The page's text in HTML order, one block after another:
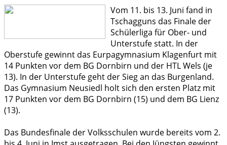
Vom 11. bis 13. Juni fand in
Tschagguns das Finale der
Schülerliga für Ober- und
Unterstufe statt. In der
Oberstufe gewinnt das Eurpagymnasium Klagenfurt mit
14 Punkten vor dem BG Dornbirn und der HTL Wels (je
13). In der Unterstufe geht der Sieg an das Burgenland.
Das Gymnasium Neusiedl holt sich den ersten Platz mit
17 Punkten vor dem BG Dornbirn (15) und dem BG Lienz
(13).
Das Bundesfinale der Volksschulen wurde bereits vom 2.